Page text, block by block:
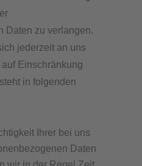
Daten zu verlangen.
jederzeit an uns
Einschränkung
in folgenden
Ihrer bei uns
Daten